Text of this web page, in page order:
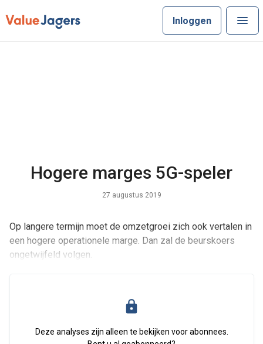
Inloggen
Hogere marges 5G-speler
27 augustus 2019
Op langere termijn moet de omzetgroei zich ook vertalen in
een hogere operationele marge. Dan zal de beurskoers
ongetwijfeld volgen.
Deze analyses zijn alleen te bekijken voor abonnees.